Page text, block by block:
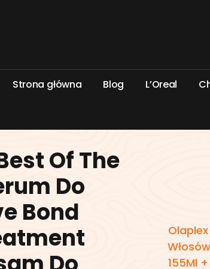
Strona główna Blog L’Oreal C
Of The
Do
Bond
155Ml